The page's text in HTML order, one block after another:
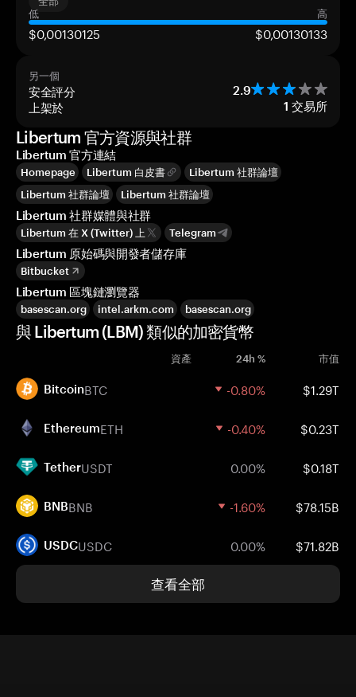
低
高
$0,00130125 $0,00130133
另一個
安全評分 2.9
上架於 1 交易所
Libertum 官方資源與社群
Libertum 官方連結
Homepage Libertum 白皮書
Libertum 社群論壇
Libertum 社群論壇
Libertum 社群論壇
Libertum 社群媒體與社群
Libertum 在 X (Twitter) 上 Telegram
Libertum 原始碼與開發者儲存庫
Bitbucket
Libertum 區塊鏈瀏覽器
basescan.org intel.arkm.com basescan.org
與 Libertum (LBM) 類似的加密貨幣
資產 24h % 市值
BitcoinBTC -0.80% $1.29T
EthereumETH -0.40% $0.23T
TetherUSDT 0.00% $0.18T
BNBBNB -1.60% $78.15B
USDCUSDC 0.00% $71.82B
查看全部